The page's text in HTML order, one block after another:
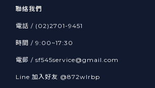
聯絡我們
電話 / (02)2701-9451
時間 / 9:00~17:30
電郵 / sf545service@gmail.com
Line 加入好友 @872wlrbp